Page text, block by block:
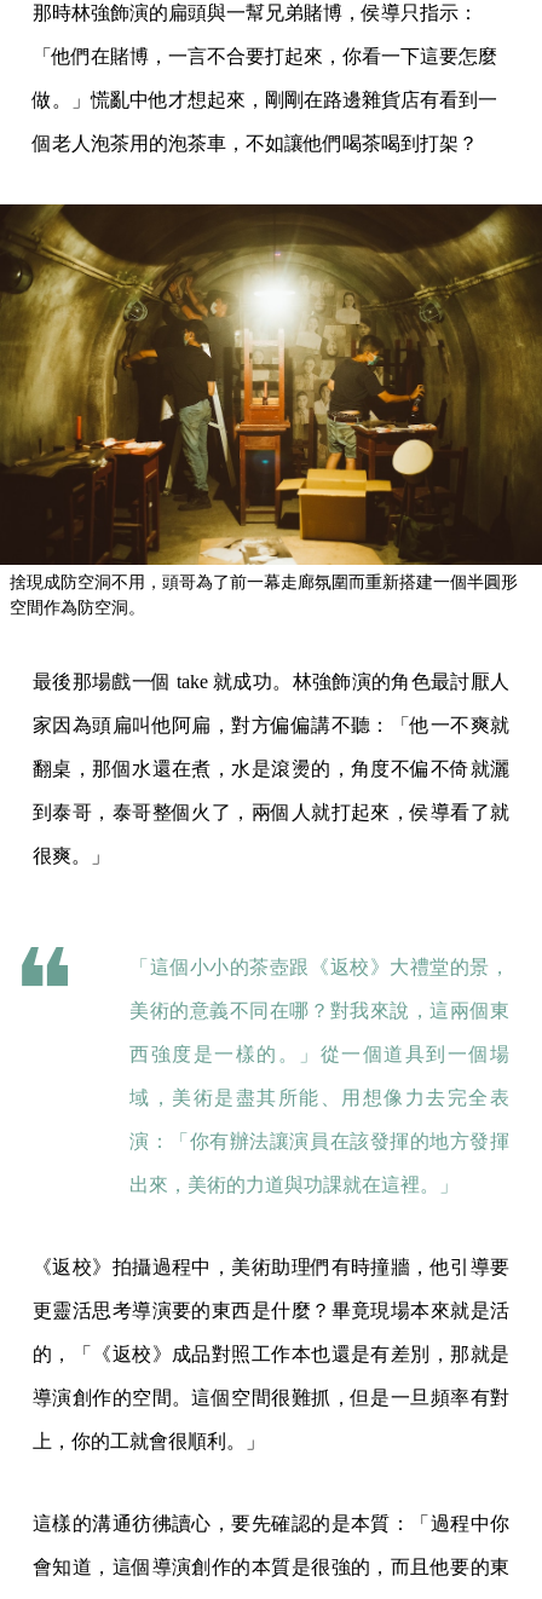
那時林強飾演的扁頭與一幫兄弟賭博，侯導只指示：
「他們在賭博，一言不合要打起來，你看一下這要怎麼
做。」慌亂中他才想起來，剛剛在路邊雜貨店有看到一
個老人泡茶用的泡茶車，不如讓他們喝茶喝到打架？
捨現成防空洞不用，頭哥為了前一幕走廊氛圍而重新搭建一個半圓形
空間作為防空洞。
最後那場戲一個 take 就成功。林強飾演的角色最討厭人
家因為頭扁叫他阿扁，對方偏偏講不聽：「他一不爽就
翻桌，那個水還在煮，水是滾燙的，角度不偏不倚就灑
到泰哥，泰哥整個火了，兩個人就打起來，侯導看了就
很爽。」
「這個小小的茶壺跟《返校》大禮堂的景，
美術的意義不同在哪？對我來說，這兩個東
西強度是一樣的。」從一個道具到一個場
域，美術是盡其所能、用想像力去完全表
演：「你有辦法讓演員在該發揮的地方發揮
出來，美術的力道與功課就在這裡。」
《返校》拍攝過程中，美術助理們有時撞牆，他引導要
更靈活思考導演要的東西是什麼？畢竟現場本來就是活
的，「《返校》成品對照工作本也還是有差別，那就是
導演創作的空間。這個空間很難抓，但是一旦頻率有對
上，你的工就會很順利。」
這樣的溝通彷彿讀心，要先確認的是本質：「過程中你
會知道，這個導演創作的本質是很強的，而且他要的東